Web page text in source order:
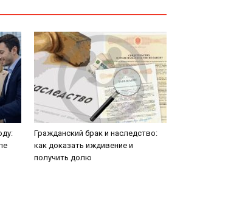
Гражданский брак и наследство:
как доказать иждивение и
получить долю